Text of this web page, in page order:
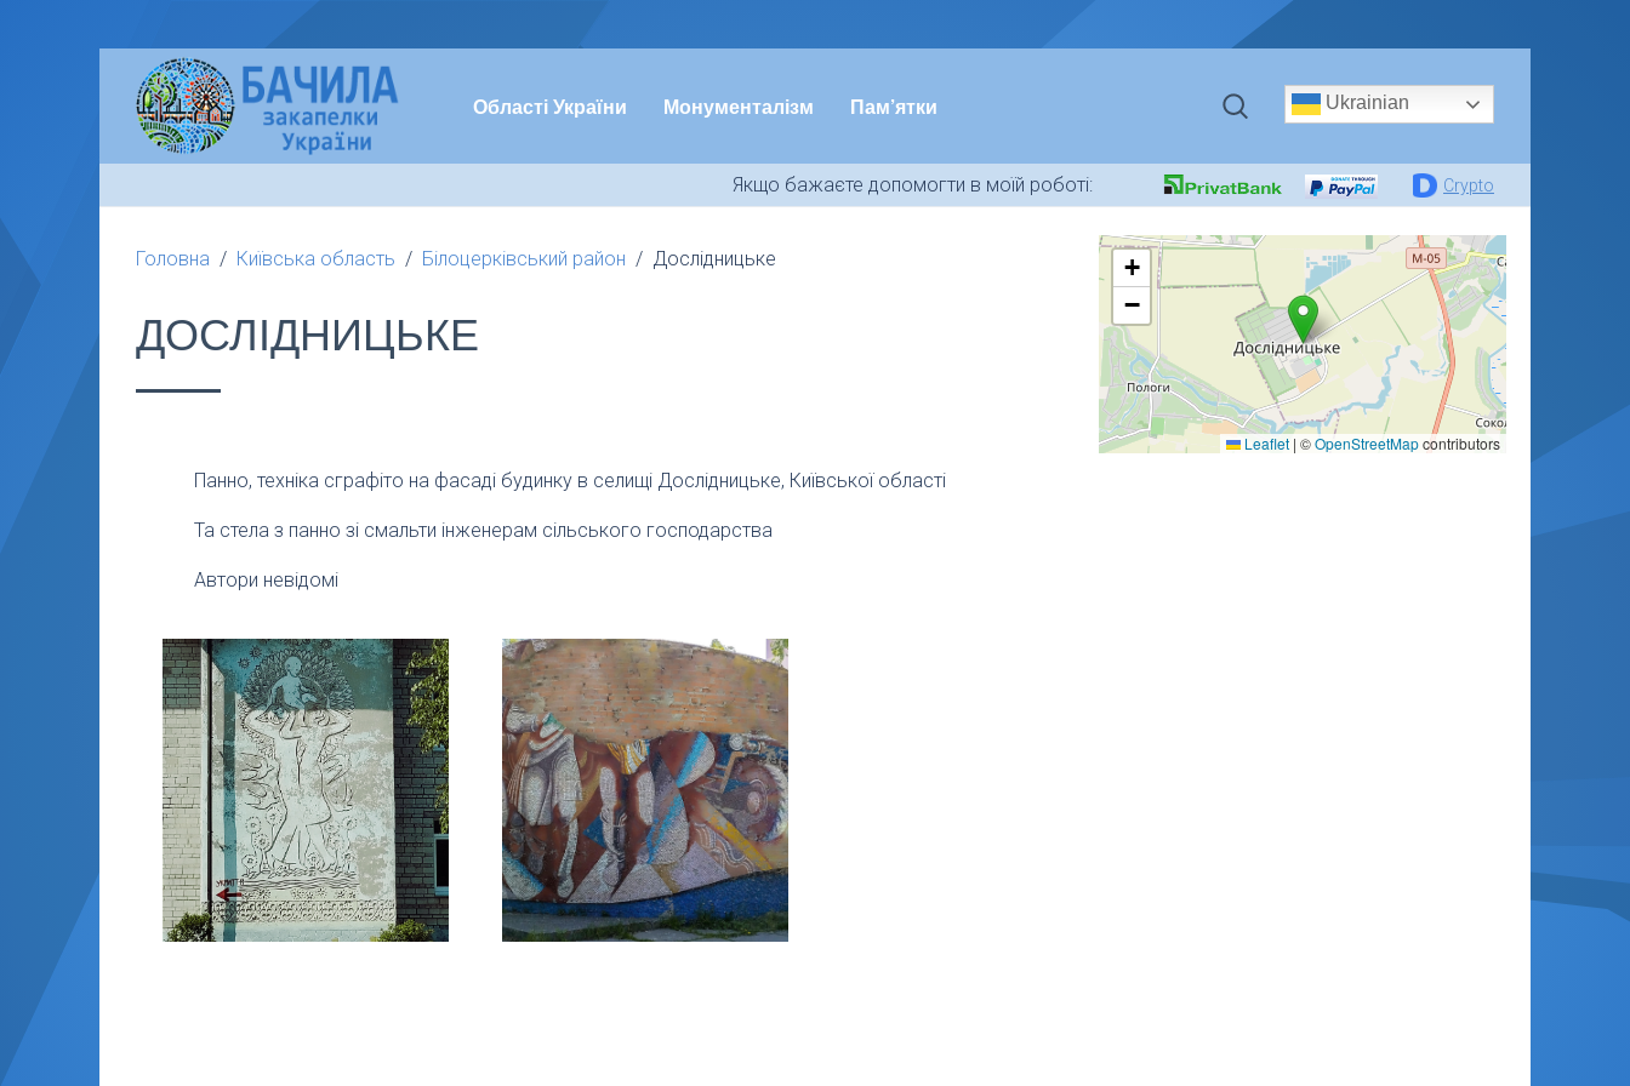
Області України Монументалізм Пам’ятки Ukrainian
Якщо бажаєте допомогти в моїй роботі: Crypto
Головна Київська область Білоцерківський район Дослідницьке
ДОСЛІДНИЦЬКЕ
+
−
Leaflet | ©OpenStreetMapcontributors
Панно, техніка сграфіто на фасаді будинку в селищі Дослідницьке, Київської області
Та стела з панно зі смальти інженерам сільського господарства
Автори невідомі